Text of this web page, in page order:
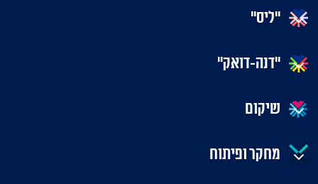
"ליס"
"דנה-דואק"
שיקום
מחקר ופיתוח